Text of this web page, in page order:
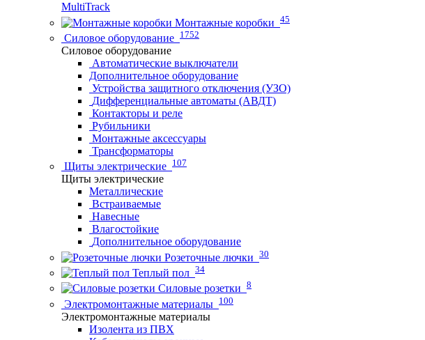
MultiTrack
Монтажные коробки 45
Силовое оборудование 1752
Силовое оборудование
Автоматические выключатели
Дополнительное оборудование
Устройства защитного отключения (УЗО)
Дифференциальные автоматы (АВДТ)
Контакторы и реле
Рубильники
Монтажные аксессуары
Трансформаторы
Щиты электрические 107
Щиты электрические
Металлические
Встраиваемые
Навесные
Влагостойкие
Дополнительное оборудование
Розеточные лючки 30
Теплый пол 34
Силовые розетки 8
Электромонтажные материалы 100
Электромонтажные материалы
Изолента из ПВХ